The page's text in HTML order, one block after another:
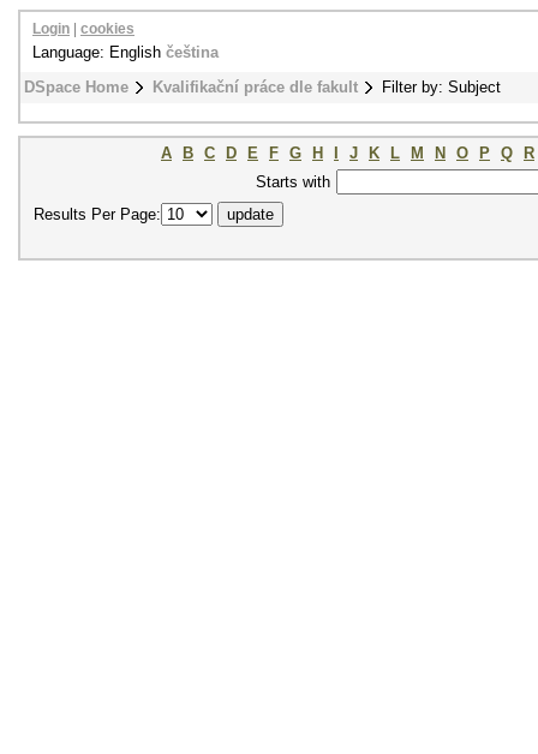
DSpace Home Kvalifikační práce dle fakult Filter by: Subject
Login cookies
Language: English čeština
A B C D E F G H J K L M N O P Q
R
Starts with
Results Per Page: